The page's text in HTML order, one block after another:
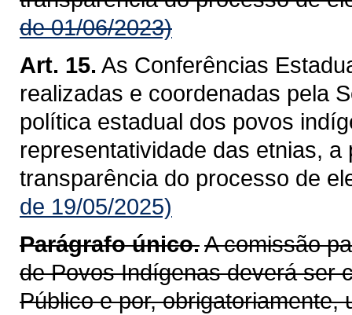
de 01/06/2023)
Art. 15. As Conferências
realizadas e coordenadas pela
política estadual dos povos
representatividade das etnias,
transparência do processo de
de 19/05/2025)
Parágrafo único.A comissão
de Povos Indígenas deverá ser
Público e por,